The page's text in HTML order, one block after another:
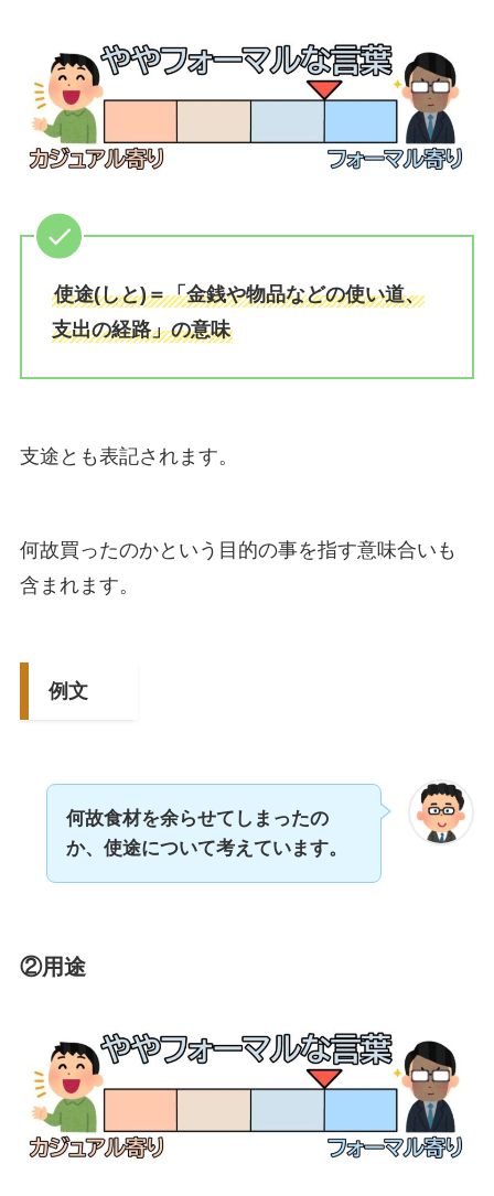
使途(しと)＝「金銭や物品などの使い道、
支出の経路」の意味
支途とも表記されます。
何故買ったのかという目的の事を指す意味合いも
含まれます。
例文
何故食材を余らせてしまったの
か、使途について考えています。
②用途